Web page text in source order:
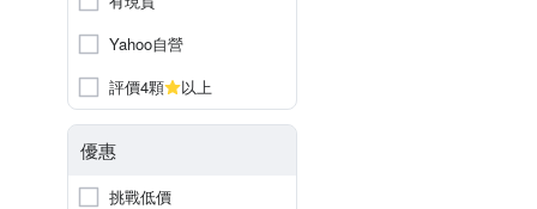
Yahoo自營
評價4顆
以上
優惠
挑戰低價